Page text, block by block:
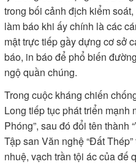
trong bối cảnh địch kiểm
làm báo khi ấy chính là các
mật trực tiếp gầy dựng cơ sở
báo, in báo để phổ biến
ngộ quần chúng.
Trong cuộc kháng chiến
Long tiếp tục phát triển mạnh
Phóng”, sau đó đổi tên thành
Tập san Văn nghệ “Đất
nhuệ, vạch trần tội ác của đế